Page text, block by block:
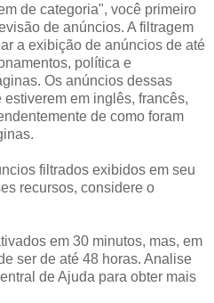
de categoria", você primeiro
de anúncios. A filtragem
a exibição de anúncios de até
política e
Os anúncios dessas
em inglês, francês,
de como foram
filtrados exibidos em seu
recursos, considere o
em 30 minutos, mas, em
ser de até 48 horas. Analise
de Ajuda para obter mais